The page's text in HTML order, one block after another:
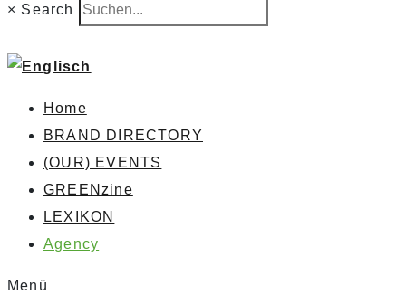
× Search
Home
BRAND DIRECTORY
(OUR) EVENTS
GREENzine
LEXIKON
Agency
Menü